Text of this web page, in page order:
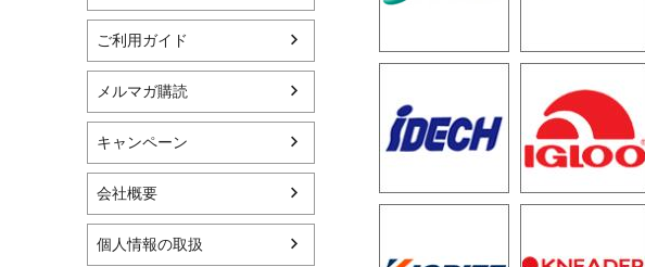
ご利用ガイド
メルマガ購読
キャンペーン
会社概要
個人情報の取扱